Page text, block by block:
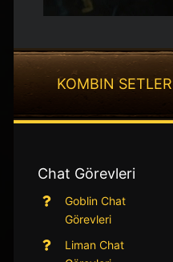
KOMBIN SETLER
Chat Görevleri
Goblin Chat
Görevleri
Liman Chat